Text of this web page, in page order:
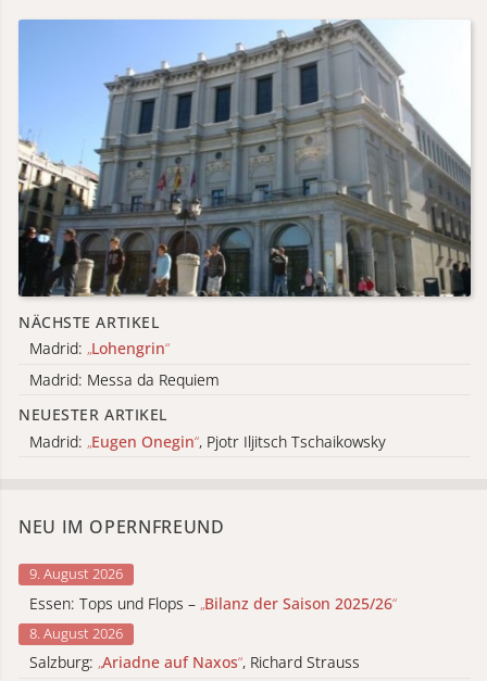
NÄCHSTE ARTIKEL
Madrid: „Lohengrin“
Madrid: Messa da Requiem
NEUESTER ARTIKEL
Madrid: „Eugen Onegin“, Pjotr Iljitsch Tschaikowsky
NEU IM OPERNFREUND
9. August 2026
Essen: Tops und Flops – „Bilanz der Saison 2025/26“
8. August 2026
Salzburg: „Ariadne auf Naxos“, Richard Strauss